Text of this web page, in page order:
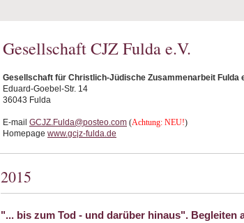
Gesellschaft CJZ Fulda e.V.
Gesellschaft für Christlich-Jüdische Zusammenarbeit Fulda
Eduard-Goebel-Str. 14
36043 Fulda
E-mail GCJZ.Fulda@posteo.com (Achtung: NEU!)
Homepage www.gcjz-fulda.de
2015
"... bis zum Tod - und darüber hinaus". Begleiten